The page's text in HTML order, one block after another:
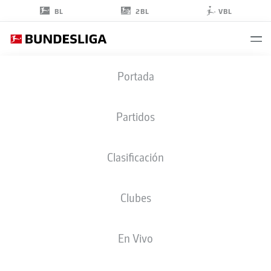
BL 2BL VBL
Portada
Partidos
Clasificación
Clubes
En Vivo